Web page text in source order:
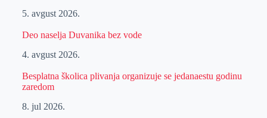
5. avgust 2026.
Deo naselja Duvanika bez vode
4. avgust 2026.
Besplatna školica plivanja organizuje se jedanaestu godinu
zaredom
8. jul 2026.